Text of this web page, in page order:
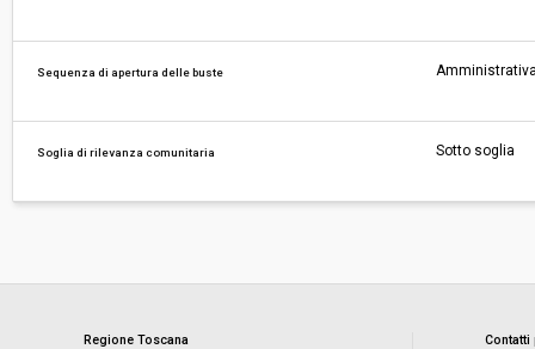
Sequenza di apertura delle buste
Soglia di rilevanza comunitaria Sotto soglia
Regione Toscana